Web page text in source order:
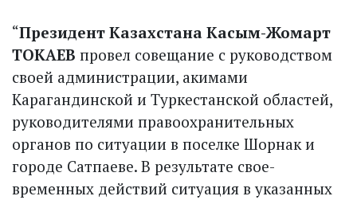
“Президент Казахстана Касым-Жомарт
ТОКАЕВ провел совещание с руководством
своей администрации, акимами
Карагандинской и Туркестанской областей,
руководителями правоохранительных
органов по ситуации в поселке Шорнак и
городе Сатпаеве. В результате свое­
временных действий ситуация в указанных